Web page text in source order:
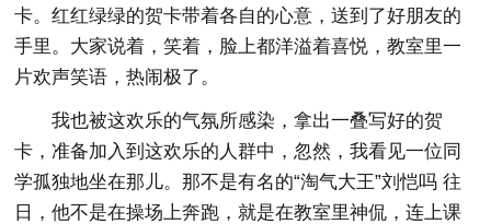
卡。红红绿绿的贺卡带着各自的心意，送到了好朋友的
手里。大家说着，笑着，脸上都洋溢着喜悦，教室里一
片欢声笑语，热闹极了。
我也被这欢乐的气氛所感染，拿出一叠写好的贺
卡，准备加入到这欢乐的人群中，忽然，我看见一位同
学孤独地坐在那儿。那不是有名的“淘气大王”刘恺吗 往
日，他不是在操场上奔跑，就是在教室里神侃，连上课